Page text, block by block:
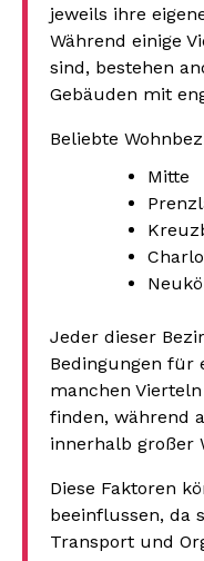
jeweils ihre
Während einige
sind, bestehen
Gebäuden mit
Beliebte
Mitte
Jeder dieser
Bedingungen für
manchen
finden, während
innerhalb großer
Diese Faktoren
beeinflussen, da
Transport und